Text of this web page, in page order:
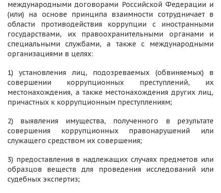
международными договорами Российской Федерации и
(или) на основе принципа взаимности сотрудничает в
области противодействия коррупции с иностранными
государствами, их правоохранительными органами и
специальными службами, а также с международными
организациями в целях:
1) установления лиц, подозреваемых (обвиняемых) в
совершении коррупционных преступлений, их
местонахождения, а также местонахождения других лиц,
причастных к коррупционным преступлениям;
2) выявления имущества, полученного в результате
совершения коррупционных правонарушений или
служащего средством их совершения;
3) предоставления в надлежащих случаях предметов или
образцов веществ для проведения исследований или
судебных экспертиз;